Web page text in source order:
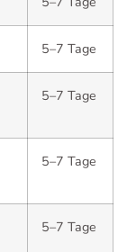
5–7 Tage
5–7 Tage
5–7 Tage
5–7 Tage